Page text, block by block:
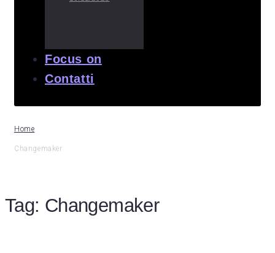
Focus on
Contatti
Home
Changemaker
Tag: Changemaker